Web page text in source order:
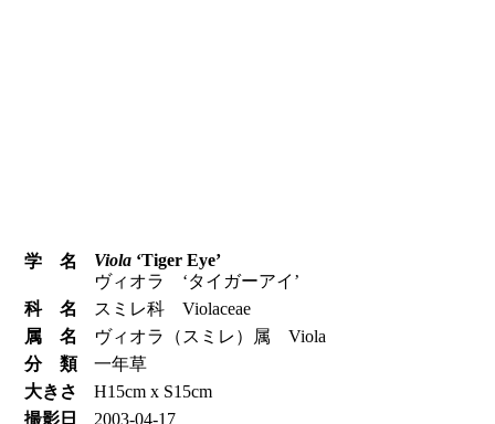
学 名 Viola ‘Tiger Eye’
ヴィオラ ‘タイガーアイ’
科 名
スミレ科 Violaceae
属 名
ヴィオラ（スミレ）属 Viola
分 類
一年草
大きさ
H15cm x S15cm
撮影日
2003-04-17